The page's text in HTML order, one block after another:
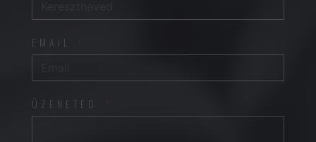
EMAIL
ÜZENETED